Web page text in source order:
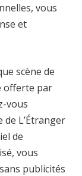
vous
et
scène de
offerte par
vous
L’Étranger
de
vous
publicités